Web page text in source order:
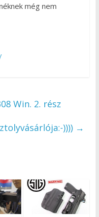
még nem
Win. 2. rész
)))) →